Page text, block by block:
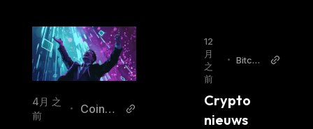
4月 之
前
•
CoinPe
12
月
之
前
•
Bitcoi
nl
Crypto
nieuws